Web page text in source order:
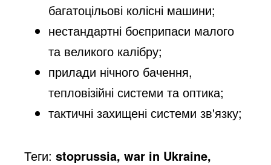
багатоцільові колісні машини;
нестандартні боєприпаси малого
та великого калібру;
прилади нічного бачення,
тепловізійні системи та оптика;
тактичні захищені системи зв'язку;
Теги:stoprussia, war in Ukraine,